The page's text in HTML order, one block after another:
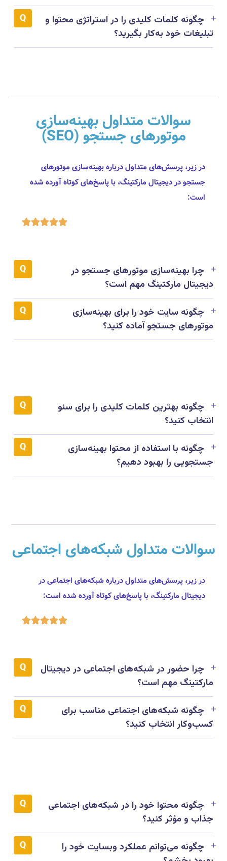
چگونه کلمات کلیدی را در استراتژی محتوا و
تبلیغات خود به‌کار بگیرید؟
سوالات متداول بهینه‌سازی
موتورهای جستجو (SEO)
در زیر، پرسش‌های متداول درباره بهینه‌سازی موتورهای
جستجو در دیجیتال مارکتینگ، با پاسخ‌های کوتاه آورده شده
است:





چرا بهینه‌سازی موتورهای جستجو در
دیجیتال مارکتینگ مهم است؟
چگونه سایت خود را برای بهینه‌سازی
موتورهای جستجو آماده کنید؟
چگونه بهترین کلمات کلیدی را برای سئو
انتخاب کنید؟
چگونه با استفاده از محتوا بهینه‌سازی
جستجویی را بهبود دهیم؟
سوالات متداول شبکه‌های اجتماعی
در زیر، پرسش‌های متداول درباره شبکه‌های اجتماعی در
دیجیتال مارکتینگ، با پاسخ‌های کوتاه آورده شده است:





چرا حضور در شبکه‌های اجتماعی در دیجیتال
مارکتینگ مهم است؟
چگونه شبکه‌های اجتماعی مناسب برای
کسب‌وکار انتخاب کنید؟
چگونه محتوا خود را در شبکه‌های اجتماعی
جذاب و مؤثر کنید؟
چگونه می‌توانم عملکرد وبسایت خود را